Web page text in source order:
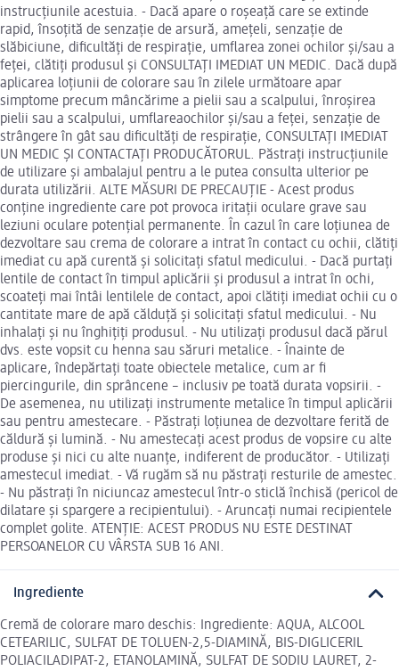
instrucțiunile acestuia. - Dacă apare o roșeață care se extinde
rapid, însoțită de senzație de arsură, amețeli, senzație de
slăbiciune, dificultăți de respirație, umflarea zonei ochilor și/sau a
feței, clătiți produsul și CONSULTAȚI IMEDIAT UN MEDIC. Dacă după
aplicarea loțiunii de colorare sau în zilele următoare apar
simptome precum mâncărime a pielii sau a scalpului, înroșirea
pielii sau a scalpului, umflareaochilor și/sau a feței, senzație de
strângere în gât sau dificultăți de respirație, CONSULTAȚI IMEDIAT
UN MEDIC ȘI CONTACTAȚI PRODUCĂTORUL. Păstrați instrucțiunile
de utilizare și ambalajul pentru a le putea consulta ulterior pe
durata utilizării. ALTE MĂSURI DE PRECAUȚIE - Acest produs
conține ingrediente care pot provoca iritații oculare grave sau
leziuni oculare potențial permanente. În cazul în care loțiunea de
dezvoltare sau crema de colorare a intrat în contact cu ochii, clătiți
imediat cu apă curentă și solicitați sfatul medicului. - Dacă purtați
lentile de contact în timpul aplicării și produsul a intrat în ochi,
scoateți mai întâi lentilele de contact, apoi clătiți imediat ochii cu o
cantitate mare de apă călduță și solicitați sfatul medicului. - Nu
inhalați și nu înghițiți produsul. - Nu utilizați produsul dacă părul
dvs. este vopsit cu henna sau săruri metalice. - Înainte de
aplicare, îndepărtați toate obiectele metalice, cum ar fi
piercingurile, din sprâncene – inclusiv pe toată durata vopsirii. -
De asemenea, nu utilizați instrumente metalice în timpul aplicării
sau pentru amestecare. - Păstrați loțiunea de dezvoltare ferită de
căldură și lumină. - Nu amestecați acest produs de vopsire cu alte
produse și nici cu alte nuanțe, indiferent de producător. - Utilizați
amestecul imediat. - Vă rugăm să nu păstrați resturile de amestec.
- Nu păstrați în niciuncaz amestecul într-o sticlă închisă (pericol de
dilatare și spargere a recipientului). - Aruncați numai recipientele
complet golite. ATENȚIE: ACEST PRODUS NU ESTE DESTINAT
PERSOANELOR CU VÂRSTA SUB 16 ANI.
Ingrediente
Cremă de colorare maro deschis: Ingrediente: AQUA, ALCOOL
CETEARILIC, SULFAT DE TOLUEN-2,5-DIAMINĂ, BIS-DIGLICERIL
POLIACILADIPAT-2, ETANOLAMINĂ, SULFAT DE SODIU LAURET, 2-